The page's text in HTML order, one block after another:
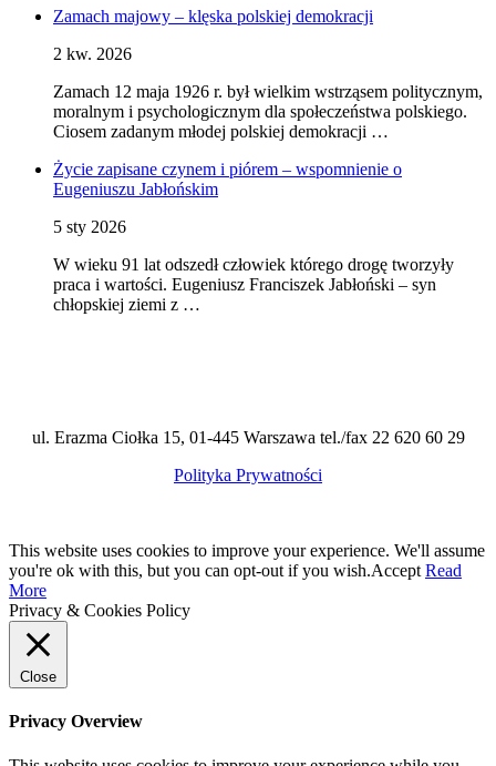
Zamach majowy – klęska polskiej demokracji
2 kw. 2026
Zamach 12 maja 1926 r. był wielkim wstrząsem politycznym,
moralnym i psychologicznym dla społeczeństwa polskiego.
Ciosem zadanym młodej polskiej demokracji …
Życie zapisane czynem i piórem – wspomnienie o
Eugeniuszu Jabłońskim
5 sty 2026
W wieku 91 lat odszedł człowiek którego drogę tworzyły
praca i wartości. Eugeniusz Franciszek Jabłoński – syn
chłopskiej ziemi z …
ul. Erazma Ciołka 15, 01-445 Warszawa tel./fax 22 620 60 29
Polityka Prywatności
This website uses cookies to improve your experience. We'll assume
you're ok with this, but you can opt-out if you wish.Accept Read
More
Privacy & Cookies Policy
Close
Privacy Overview